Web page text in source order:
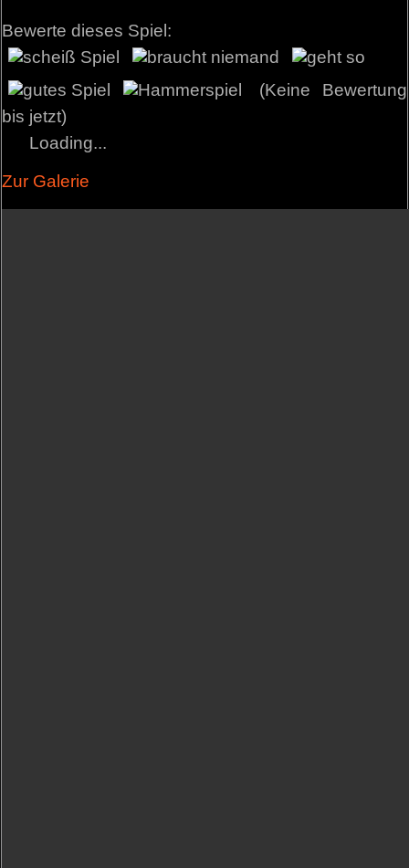
Bewerte dieses Spiel:
(Keine Bewertung
bis jetzt)
Loading...
Zur Galerie